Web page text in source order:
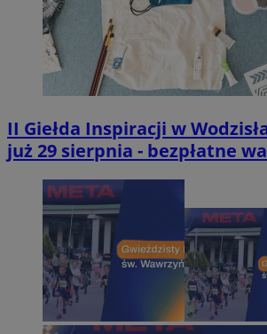
II Giełda Inspiracji w
już 29 sierpnia - bezpłatne